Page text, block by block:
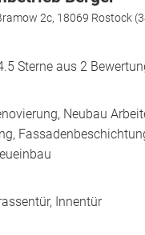
2c, 18069 Rostock
Sterne aus 2
Neubau
Innentür